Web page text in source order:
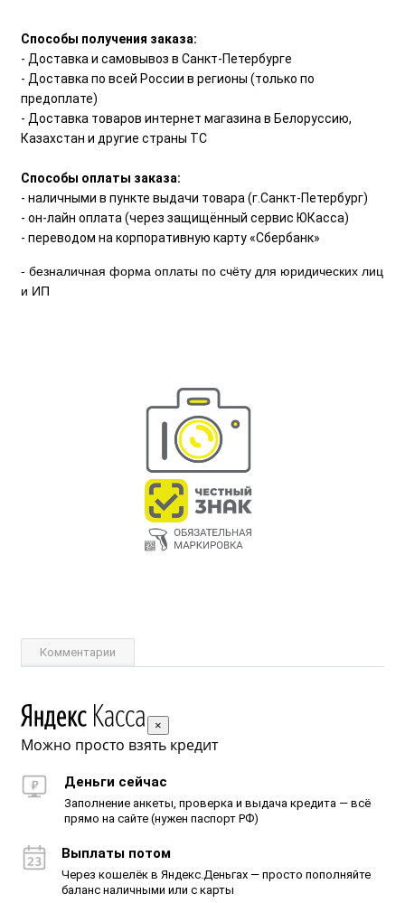
Способы получения заказа:
- Доставка и самовывоз в Санкт-Петербурге
- Доставка по всей России в регионы (только по
предоплате)
- Доставка товаров интернет магазина в Белоруссию,
Казахстан и другие страны ТС
Способы оплаты заказа:
- наличными в пункте выдачи товара (г.Санкт-Петербург)
- он-лайн оплата (через защищённый сервис ЮКасса)
- переводом на корпоративную карту «Сбербанк»
- безналичная форма оплаты по счёту для юридических лиц
и ИП
Комментарии
×
Можно просто взять кредит
Деньги сейчас
Заполнение анкеты, проверка и выдача кредита — всё
прямо на сайте (нужен паспорт РФ)
Выплаты потом
Через кошелёк в Яндекс.Деньгах — просто пополняйте
баланс наличными или с карты